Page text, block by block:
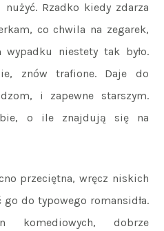
Rzadko kiedy zdarza
co chwila na zegarek,
niestety tak było.
znów trafione. Daje do
i zapewne starszym.
o ile znajdują się na
przeciętna, wręcz niskich
do typowego romansidła.
dobrze